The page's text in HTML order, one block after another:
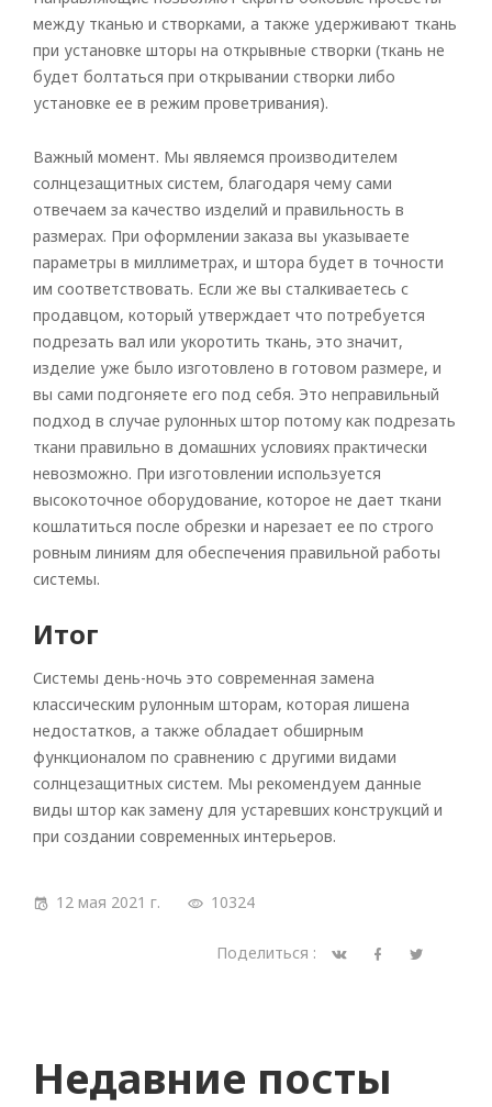
между тканью и створками, а также удерживают ткань
при установке шторы на открывные створки (ткань не
будет болтаться при открывании створки либо
установке ее в режим проветривания).
Важный момент. Мы являемся производителем
солнцезащитных систем, благодаря чему сами
отвечаем за качество изделий и правильность в
размерах. При оформлении заказа вы указываете
параметры в миллиметрах, и штора будет в точности
им соответствовать. Если же вы сталкиваетесь с
продавцом, который утверждает что потребуется
подрезать вал или укоротить ткань, это значит,
изделие уже было изготовлено в готовом размере, и
вы сами подгоняете его под себя. Это неправильный
подход в случае рулонных штор потому как подрезать
ткани правильно в домашних условиях практически
невозможно. При изготовлении используется
высокоточное оборудование, которое не дает ткани
кошлатиться после обрезки и нарезает ее по строго
ровным линиям для обеспечения правильной работы
системы.
Итог
Системы день-ночь это современная замена
классическим рулонным шторам, которая лишена
недостатков, а также обладает обширным
функционалом по сравнению с другими видами
солнцезащитных систем. Мы рекомендуем данные
виды штор как замену для устаревших конструкций и
при создании современных интерьеров.
12 мая 2021 г. 10324
Поделиться :
Недавние посты